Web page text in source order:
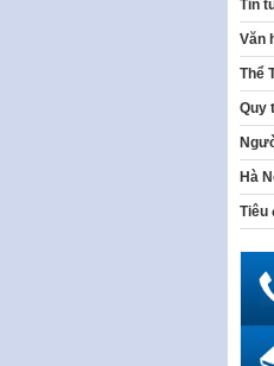
Tin
Văn
Thể
Quy
Hà
Tiêu